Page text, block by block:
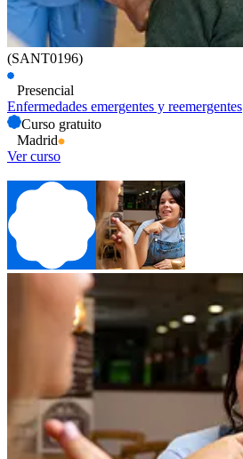
(SANT0196)
Presencial
Enfermedades emergentes y reemergentes
Curso gratuito
Madrid
Ver curso